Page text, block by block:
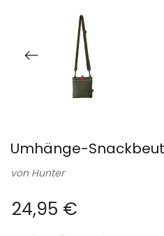
Umhänge-
von Hunter
24,95 €